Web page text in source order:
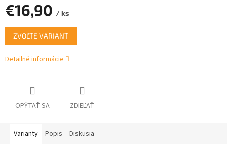
€16,90 / ks
Jednotková
cena:
ZVOĽTE VARIANT
Detailné informácie
OPÝTAŤ SA ZDIEĽAŤ
Varianty Popis Diskusia